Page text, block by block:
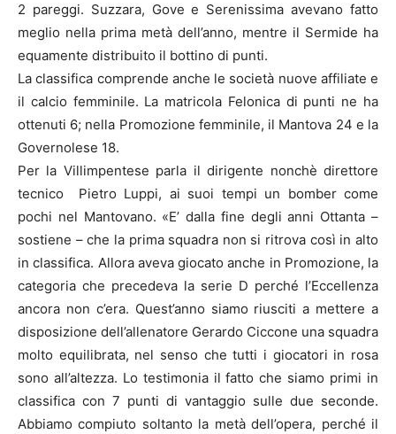
2 pareggi. Suzzara, Gove e Serenissima avevano fatto
meglio nella prima metà dell’anno, mentre il Sermide ha
equamente distribuito il bottino di punti.
La classifica comprende anche le società nuove affiliate e
il calcio femminile. La matricola Felonica di punti ne ha
ottenuti 6; nella Promozione femminile, il Mantova 24 e la
Governolese 18.
Per la Villimpentese parla il dirigente nonchè direttore
tecnico Pietro Luppi, ai suoi tempi un bomber come
pochi nel Mantovano. «E’ dalla fine degli anni Ottanta –
sostiene – che la prima squadra non si ritrova così in alto
in classifica. Allora aveva giocato anche in Promozione, la
categoria che precedeva la serie D perché l’Eccellenza
ancora non c’era. Quest’anno siamo riusciti a mettere a
disposizione dell’allenatore Gerardo Ciccone una squadra
molto equilibrata, nel senso che tutti i giocatori in rosa
sono all’altezza. Lo testimonia il fatto che siamo primi in
classifica con 7 punti di vantaggio sulle due seconde.
Abbiamo compiuto soltanto la metà dell’opera, perché il